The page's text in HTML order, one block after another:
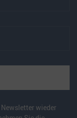
wieder